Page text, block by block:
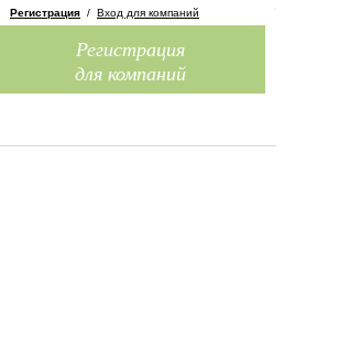
Регистрация / Вход для компаний
Регистрация
для компаний